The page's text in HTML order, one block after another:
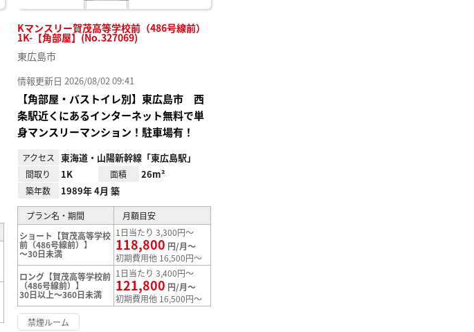
Kマンスリー賀茂高等学校前（486号線前）
1K-【角部屋】(No.327069)
東広島市
情報更新日 2026/08/02 09:41
【角部屋・バストイレ別】東広島市 西
条駅近くにあるインターネット無料で単
身マンスリーマンション！駐車場有！
アクセス 東海道・山陽新幹線「東広島駅」
間取り 1K 面積 26m²
築年数 1989年 4月 築
プラン名・期間
月額目安
ショート【賀茂高等学校
前（486号線前）】
～30日未満
1日当たり 3,300円～
118,800 円/月～
初期費用他 16,500円～
ロング【賀茂高等学校前
（486号線前）】
30日以上～360日未満
1日当たり 3,400円～
121,800 円/月～
初期費用他 16,500円～
禁煙ルーム